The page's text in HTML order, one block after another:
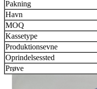
Pakning
Havn
MOQ
Kassetype
Produktionsevne
Oprindelsessted
Prøve